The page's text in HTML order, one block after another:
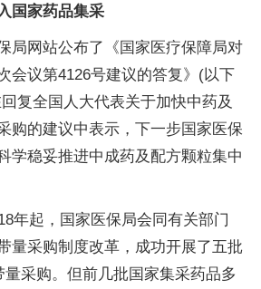
国家药品集采
局网站公布了《国家医疗保障局对
会议第4126号建议的答复》(以下
复全国人大代表关于加快中药及
购的建议中表示，下一步国家医保
学稳妥推进中成药及配方颗粒集中
年起，国家医保局会同有关部门
量采购制度改革，成功开展了五批
采购。但前几批国家集采药品多